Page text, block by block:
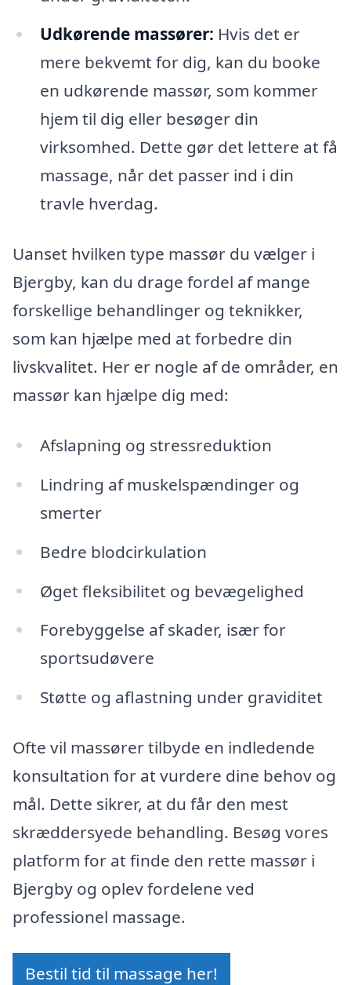
Udkørende massører: Hvis det er
mere bekvemt for dig, kan du booke
en udkørende massør, som kommer
hjem til dig eller besøger din
virksomhed. Dette gør det lettere at få
massage, når det passer ind i din
travle hverdag.
Uanset hvilken type massør du vælger i
Bjergby, kan du drage fordel af mange
forskellige behandlinger og teknikker,
som kan hjælpe med at forbedre din
livskvalitet. Her er nogle af de områder, en
massør kan hjælpe dig med:
Afslapning og stressreduktion
Lindring af muskelspændinger og
smerter
Bedre blodcirkulation
Øget fleksibilitet og bevægelighed
Forebyggelse af skader, især for
sportsudøvere
Støtte og aflastning under graviditet
Ofte vil massører tilbyde en indledende
konsultation for at vurdere dine behov og
mål. Dette sikrer, at du får den mest
skræddersyede behandling. Besøg vores
platform for at finde den rette massør i
Bjergby og oplev fordelene ved
professionel massage.
Bestil tid til massage her!